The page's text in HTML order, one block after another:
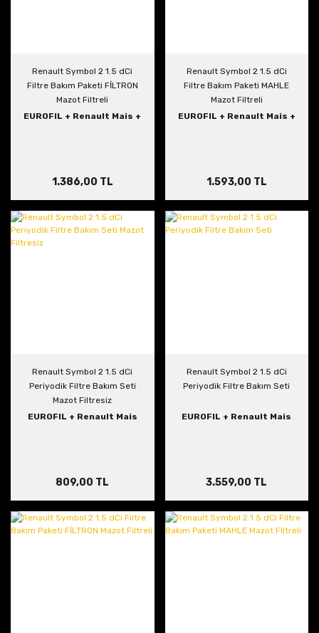
Renault Symbol 2 1.5 dCi
Filtre Bakım Paketi FİLTRON
Mazot Filtreli
EUROFIL + Renault Mais +
1.386,00 TL
Renault Symbol 2 1.5 dCi
Filtre Bakım Paketi MAHLE
Mazot Filtreli
EUROFIL + Renault Mais +
1.593,00 TL
Renault Symbol 2 1.5 dCi
Periyodik Filtre Bakım Seti
Mazot Filtresiz
EUROFIL + Renault Mais
809,00 TL
Renault Symbol 2 1.5 dCi
Periyodik Filtre Bakım Seti
EUROFIL + Renault Mais
3.559,00 TL